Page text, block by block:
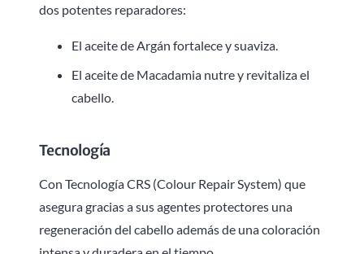
dos potentes reparadores:
El aceite de Argán fortalece y suaviza.
El aceite de Macadamia nutre y revitaliza el
cabello.
Tecnología
Con Tecnología CRS (Colour Repair System) que
asegura gracias a sus agentes protectores una
regeneración del cabello además de una coloración